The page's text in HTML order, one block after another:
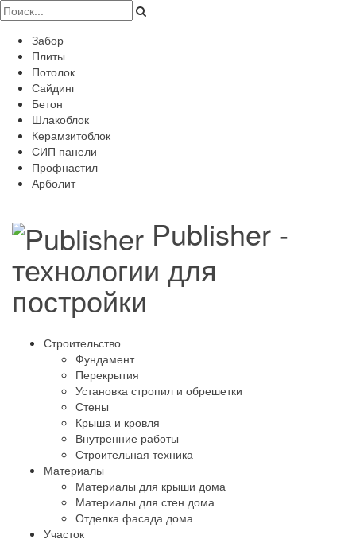
Забор
Плиты
Потолок
Сайдинг
Бетон
Шлакоблок
Керамзитоблок
СИП панели
Профнастил
Арболит
Publisher -
технологии для
постройки
Строительство
Фундамент
Перекрытия
Установка стропил и обрешетки
Стены
Крыша и кровля
Внутренние работы
Строительная техника
Материалы
Материалы для крыши дома
Материалы для стен дома
Отделка фасада дома
Участок